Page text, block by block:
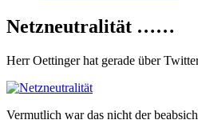
Netzneutralität ……
Herr Oettinger hat gerade über
Vermutlich war das nicht der